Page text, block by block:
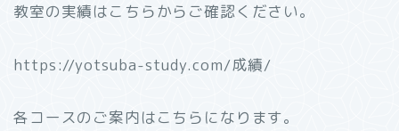
教室の実績はこちらからご確認ください。
https://yotsuba-study.com/成績/
各コースのご案内はこちらになります。